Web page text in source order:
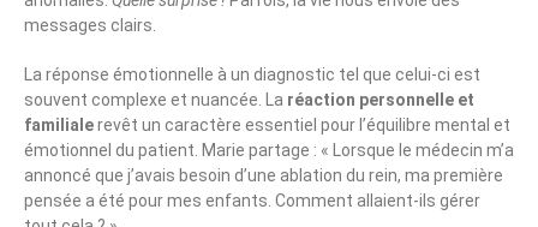
messages clairs.
La réponse émotionnelle à un diagnostic tel que celui-ci est
souvent complexe et nuancée. La réaction personnelle et
familialerevêt un caractère essentiel pour l’équilibre mental et
émotionnel du patient. Marie partage : « Lorsque le médecin m’a
annoncé que j’avais besoin d’une ablation du rein, ma première
pensée a été pour mes enfants. Comment allaient-ils gérer